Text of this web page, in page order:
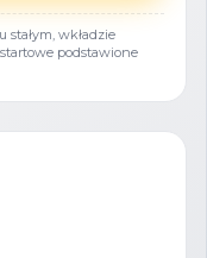
To
naturę,
które szukają
wkładzie
podstawione